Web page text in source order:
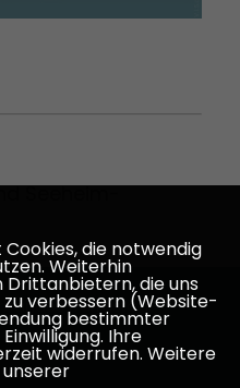
Seeheim-
Darmstadt-
die notwendig
Weiterhin
Drittanbietern, die uns
verbessern (Website-
bestimmter
Ihre
widerrufen. Weitere